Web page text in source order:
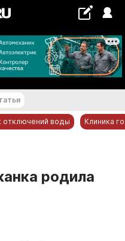
°С
отключений воды Клиника
родила